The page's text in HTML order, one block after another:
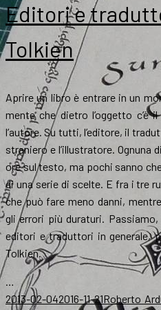
“nuove”
Tom
Bombadil
Editori e
Tolkien
Aprire un libro è entrare in un
mente che dietro l’oggetto c’è
l’autore. Su tutti, l’editore, il
straniero e l’illustratore.
ore sul testo, ma pochi sanno
di una serie di scelte. E fra i tre
che può fare meno danni,
gli errori più duraturi.
editori e traduttori in generale,
Tolkien.
…
Scritto
2013-02-042016-11-21Autore
Roberto